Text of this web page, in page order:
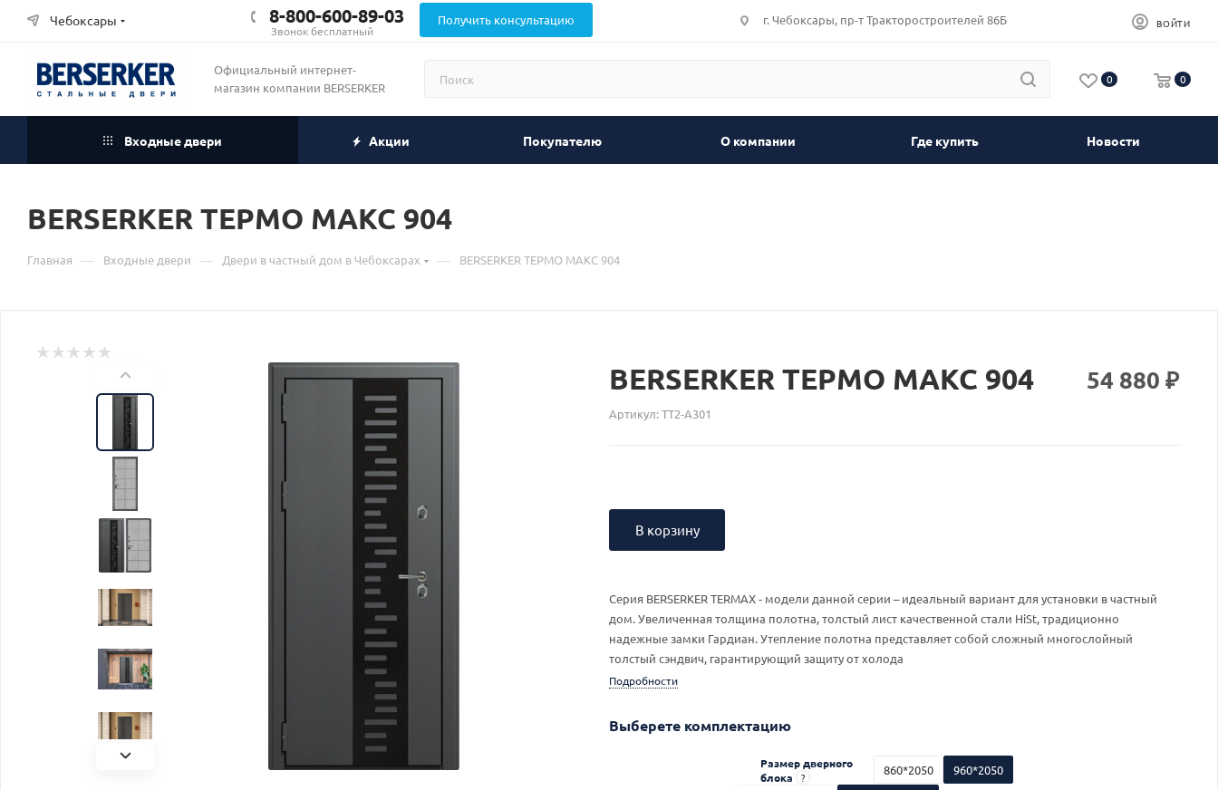
Чебоксары 8-800-600-89-03
Звонок бесплатный
Получить консультацию г. Чебоксары, пр-т Тракторостроителей 86Б ВОЙТИ
Официальный интернет-
магазин компании BERSERKER
0 0
Входные двери Акции Покупателю О компании Где купить Новости
BERSERKER ТЕРМО МАКС 904
Главная — Входные двери — Двери в частный дом в Чебоксарах — BERSERKER ТЕРМО МАКС 904
BERSERKER ТЕРМО МАКС 904 54 880 ₽
Артикул:TT2-A301
В корзину
Серия BERSERKER TERMAX - модели данной серии – идеальный вариант для установки в частный
дом. Увеличенная толщина полотна, толстый лист качественной стали HiSt, традиционно
надежные замки Гардиан. Утепление полотна представляет собой сложный многослойный
толстый сэндвич, гарантирующий защиту от холода
Подробности
Выберете комплектацию
Размер дверного
блока
? 860*2050 960*2050